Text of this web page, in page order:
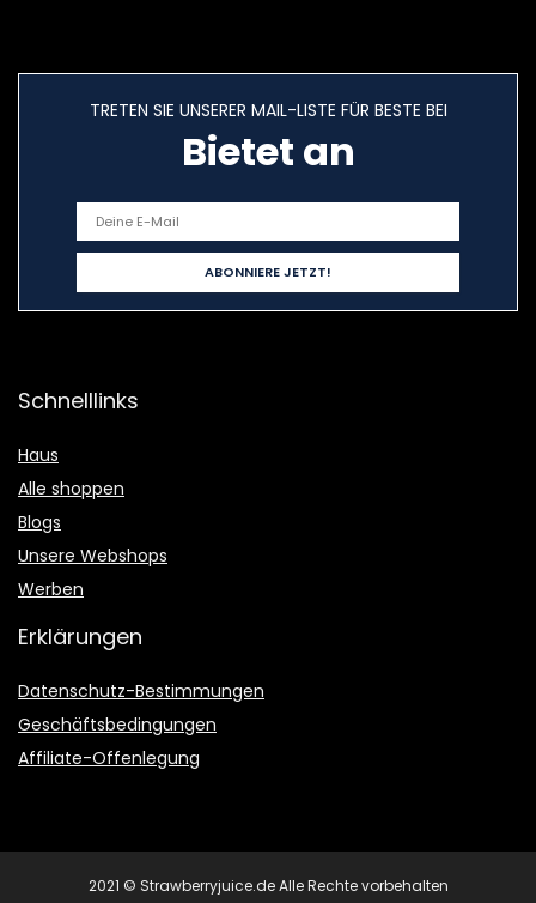
TRETEN SIE UNSERER MAIL-LISTE FÜR BESTE BEI
Bietet an
Schnelllinks
Haus
Alle shoppen
Blogs
Unsere Webshops
Werben
Erklärungen
Datenschutz-Bestimmungen
Geschäftsbedingungen
Affiliate-Offenlegung
2021 © Strawberryjuice.de Alle Rechte vorbehalten